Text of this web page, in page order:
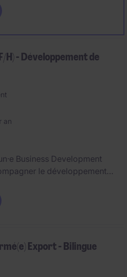
H) - Développement de
an
Business Development
le développement
projet de croissance
à l'acquisition de
Export - Bilingue